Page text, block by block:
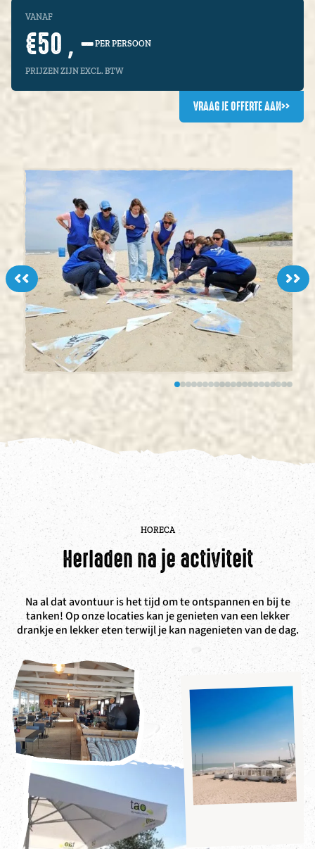
VANAF
€50 , –PER PERSOON
PRIJZEN ZIJN EXCL. BTW
VRAAG JE OFFERTE AAN>>
<< >>
HORECA
Herladen na je activiteit
Na al dat avontuur is het tijd om te ontspannen en bij te
tanken! Op onze locaties kan je genieten van een lekker
drankje en lekker eten terwijl je kan nagenieten van de dag.